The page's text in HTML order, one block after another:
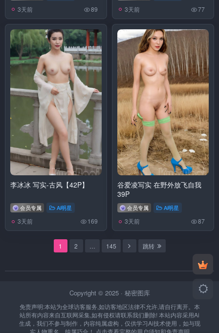
3天前 89 3天前 77
李冰冰 写实-古风【42P】
会员专属 Ai明星
3天前 169
谷爱凌写实 在野外放飞自我
39P
会员专属 Ai明星
3天前 87
1 2 145 跳转
Copyright © 2025 · 秘密图库
免责声明:本站为全球访客服务,如访客地区法律不允许,请自行离开。本
站所有内容来自互联网采集,如有侵权请联系我们删除! 本站内容采用Ai
生成，我们不参与制作，内容纯属虚构，仅供学习Ai技术使用，如与现